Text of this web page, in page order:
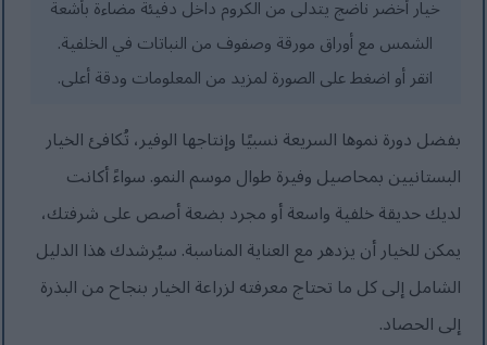
خيار أخضر ناضج يتدلى من الكروم داخل دفيئة مضاءة بأشعة
الشمس مع أوراق مورقة وصفوف من النباتات في الخلفية.
انقر أو اضغط على الصورة لمزيد من المعلومات ودقة أعلى.
بفضل دورة نموها السريعة نسبيًا وإنتاجها الوفير، تُكافئ الخيار
البستانيين بمحاصيل وفيرة طوال موسم النمو. سواءً أكانت
لديك حديقة خلفية واسعة أو مجرد بضعة أصص على شرفتك،
يمكن للخيار أن يزدهر مع العناية المناسبة. سيُرشدك هذا الدليل
الشامل إلى كل ما تحتاج معرفته لزراعة الخيار بنجاح من البذرة
إلى الحصاد.